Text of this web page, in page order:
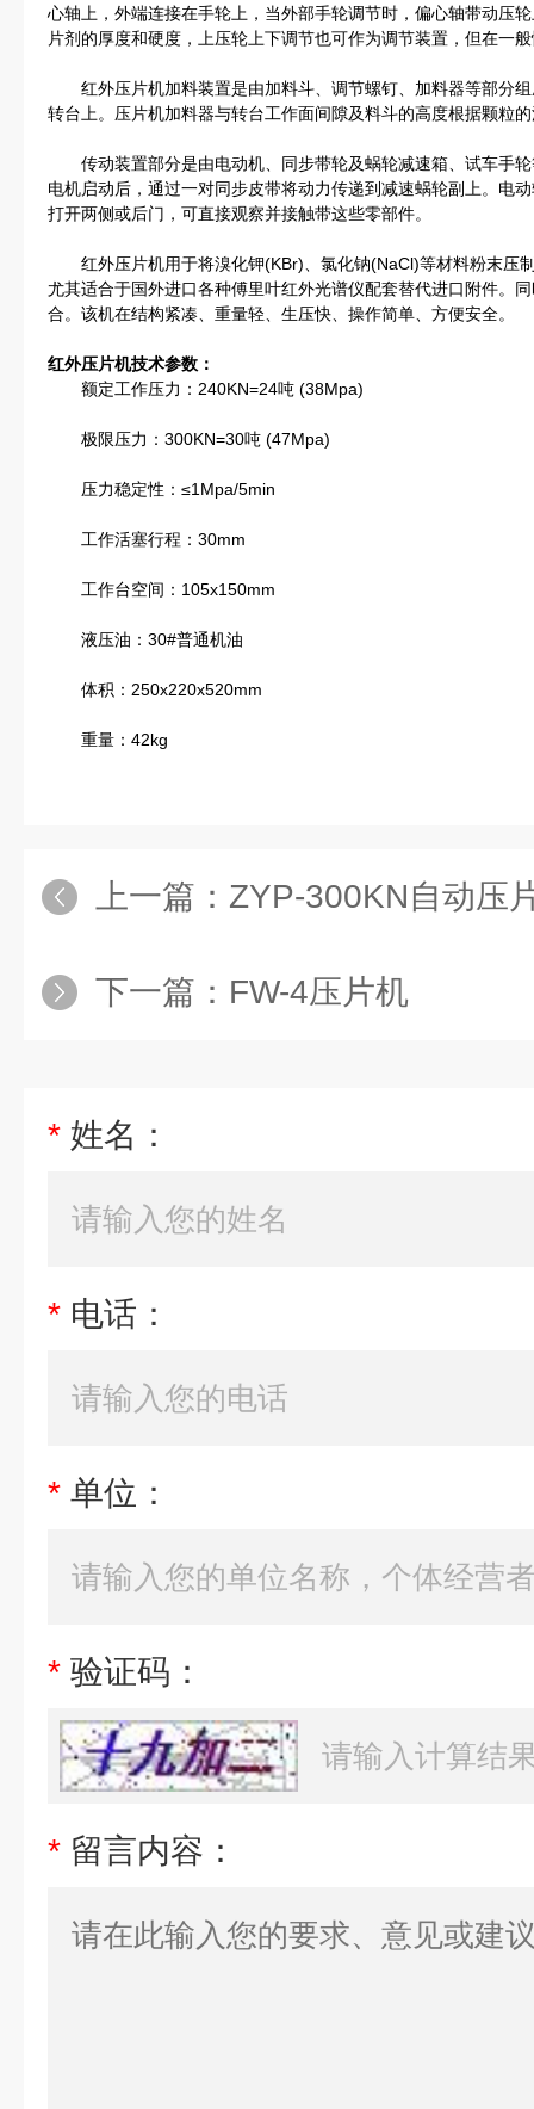
心轴上，外端连接在手轮上，当外部手轮调节时，偏心轴带动压
片剂的厚度和硬度，上压轮上下调节也可作为调节装置，但在一
红外压片机加料装置是由加料斗、调节螺钉、加料器等部分组
转台上。压片机加料器与转台工作面间隙及料斗的高度根据颗粒
传动装置部分是由电动机、同步带轮及蜗轮减速箱、试车手轮
电机启动后，通过一对同步皮带将动力传递到减速蜗轮副上。电
打开两侧或后门，可直接观察并接触带这些零部件。
红外压片机用于将溴化钾(KBr)、氯化钠(NaCl)等材料粉末压
尤其适合于国外进口各种傅里叶红外光谱仪配套替代进口附件。
合。该机在结构紧凑、重量轻、生压快、操作简单、方便安全。
红外压片机技术参数：
额定工作压力：240KN=24吨 (38Mpa)
极限压力：300KN=30吨 (47Mpa)
压力稳定性：≤1Mpa/5min
工作活塞行程：30mm
工作台空间：105x150mm
液压油：30#普通机油
体积：250x220x520mm
重量：42kg
上一篇： ZYP-300KN自动压
下一篇： FW-4压片机
* 姓名：
* 电话：
* 单位：
* 验证码：
* 留言内容：